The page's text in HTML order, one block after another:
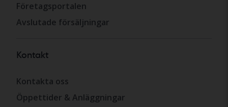
Företagsportalen
Avslutade försäljningar
Kontakt
Kontakta oss
Öppettider & Anläggningar